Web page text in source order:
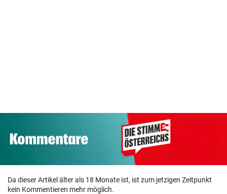
Da dieser Artikel älter als 18 Monate ist, ist zum jetzigen Zeitpunkt
kein Kommentieren mehr möglich.